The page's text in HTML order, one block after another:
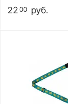
2200 руб.